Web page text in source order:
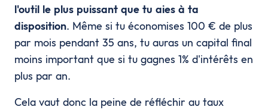
l'outil le plus puissant que tu aies à ta
disposition. Même si tu économises 100 € de plus
par mois pendant 35 ans, tu auras un capital final
moins important que si tu gagnes 1% d'intérêts en
plus par an.
Cela vaut donc la peine de réfléchir au taux